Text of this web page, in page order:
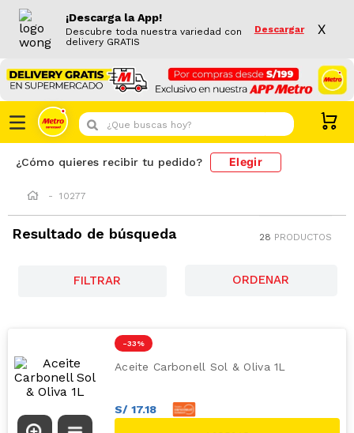
¡Descarga la App!
Descubre toda nuestra variedad con
delivery GRATIS
Descargar X
¿Que buscas hoy?
¿Cómo quieres recibir tu pedido? Elegir
10277
Resultado de búsqueda 28 PRODUCTOS
FILTRAR
-33 %
Aceite Carbonell Sol & Oliva 1L
S/ 17.18
S/